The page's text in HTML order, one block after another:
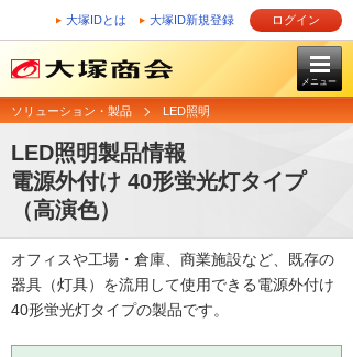
大塚IDとは 大塚ID新規登録 ログイン
メニュー
ソリューション・製品 LED照明
LED照明製品情報
電源外付け 40形蛍光灯タイプ
（高演色）
オフィスや工場・倉庫、商業施設など、既存の
器具（灯具）を流用して使用できる電源外付け
40形蛍光灯タイプの製品です。